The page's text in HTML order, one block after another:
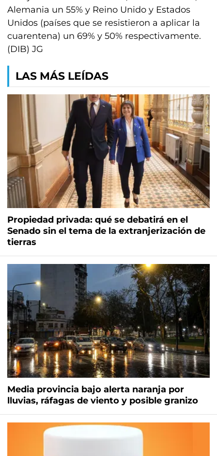
Alemania un 55% y Reino Unido y Estados
Unidos (países que se resistieron a aplicar la
cuarentena) un 69% y 50% respectivamente.
(DIB) JG
LAS MÁS LEÍDAS
Propiedad privada: qué se debatirá en el
Senado sin el tema de la extranjerización de
tierras
Media provincia bajo alerta naranja por
lluvias, ráfagas de viento y posible granizo